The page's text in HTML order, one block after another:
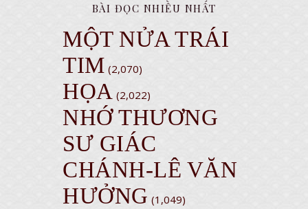
BÀI ĐỌC NHIỀU NHẤT
MỘT NỬA TRÁI
TIM (2,070)
HỌA (2,022)
NHỚ THƯƠNG
SƯ GIÁC
CHÁNH-LÊ VĂN
HƯỞNG (1,049)